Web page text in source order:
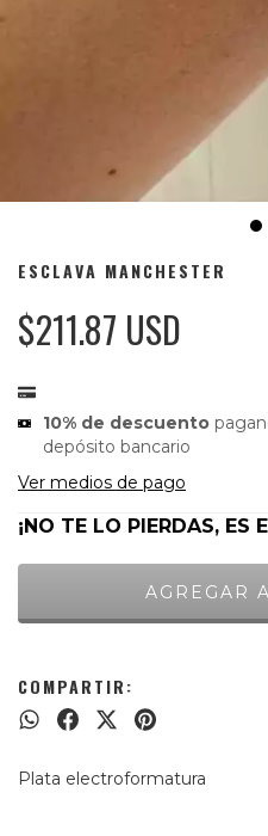
ESCLAVA MANCHESTER
$211.87 USD
10% de descuento
depósito bancario
Ver medios de pago
¡NO TE LO PIERDAS, ES
COMPARTIR:
Plata electroformatura